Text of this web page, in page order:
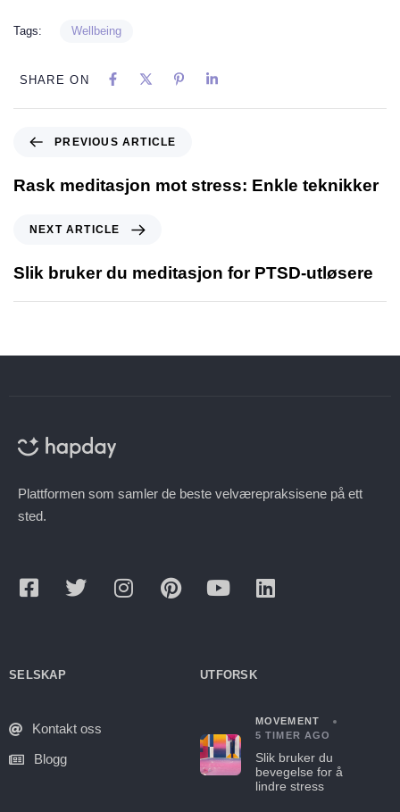
Tags: Wellbeing
SHARE ON
PREVIOUS ARTICLE
Rask meditasjon mot stress: Enkle teknikker
NEXT ARTICLE
Slik bruker du meditasjon for PTSD-utløsere
Plattformen som samler de beste velværepraksisene på ett
sted.
SELSKAP
Kontakt oss
Blogg
UTFORSK
MOVEMENT
5 TIMER AGO
Slik bruker du
bevegelse for å
lindre stress